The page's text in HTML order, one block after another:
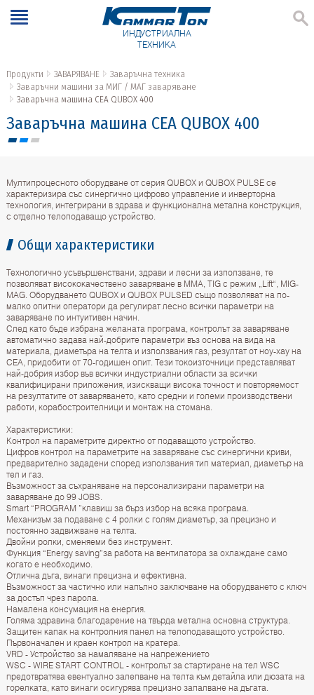
ИНДУСТРИАЛНА
ТЕХНИКА
Продукти ЗАВАРЯВАНЕ
Заваръчна техника
Заваръчни машини за МИГ / МАГ заваряване
Заваръчна машина CEA QUBOX 400
Заваръчна машина CEA QUBOX 400
Мултипроцесното оборудване от серия QUBOX и QUBOX PULSE се
характеризира със синергично цифрово управление и инверторна
технология, интегрирани в здрава и функционална метална конструкция,
с отделно телоподаващо устройство.
Общи характеристики
Технологично усъвършенствани, здрави и лесни за използване, те
позволяват висококачествено заваряване в ММА, TIG с режим „Lift“, MIG-
MAG. Оборудването QUBOX и QUBOX PULSED също позволяват на по-
малко опитни оператори да регулират лесно всички параметри на
заваряване по интуитивен начин.
След като бъде избрана желаната програма, контролът за заваряване
автоматично задава най-добрите параметри въз основа на вида на
материала, диаметъра на телта и използвания газ, резултат от ноу-хау на
CEA, придобити от 70-годишен опит. Тези токоизточници представляват
най-добрия избор във всички индустриални области за всички
квалифицирани приложения, изискващи висока точност и повторяемост
на резултатите от заваряването, като средни и големи производствени
работи, корабостроителници и монтаж на стомана.
Характеристики:
Контрол на параметрите директно от подаващото устройство.
Цифров контрол на параметрите на заваряване със синергични криви,
предварително зададени според използвания тип материал, диаметър на
тел и газ.
Възможност за съхраняване на персонализирани параметри на
заваряване до 99 JOBS.
Smart “PROGRAM ”клавиш за бърз избор на всяка програма.
Механизъм за подаване с 4 ролки с голям диаметър, за прецизно и
постоянно задвижване на телта.
Двойни ролки, сменяеми без инструмент.
Функция “Energy saving”за работа на вентилатора за охлаждане само
когато е необходимо.
Отлична дъга, винаги прецизна и ефективна.
Възможност за частично или напълно заключване на оборудването с ключ
за достъп чрез парола.
Намалена консумация на енергия.
Голяма здравина благодарение на твърда метална основна структура.
Защитен капак на контролния панел на телоподаващото устройство.
Първоначален и краен контрол на кратера.
VRD - Устройство за намаляване на напрежението
WSC - WIRE START CONTROL - контролът за стартиране на тел WSC
предотвратява евентуално залепване на телта към детайла или дюзата на
горелката, като винаги осигурява прецизно запалване на дъгата.